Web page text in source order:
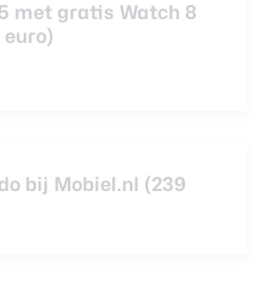
met gratis Watch 8
bij Mobiel.nl (239